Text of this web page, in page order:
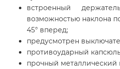
встроенный
возможностью наклона
45° вперед;
предусмотрен
противоударный
прочный металлический